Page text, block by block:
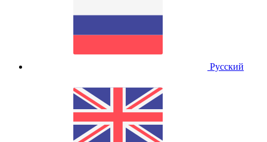
Русский